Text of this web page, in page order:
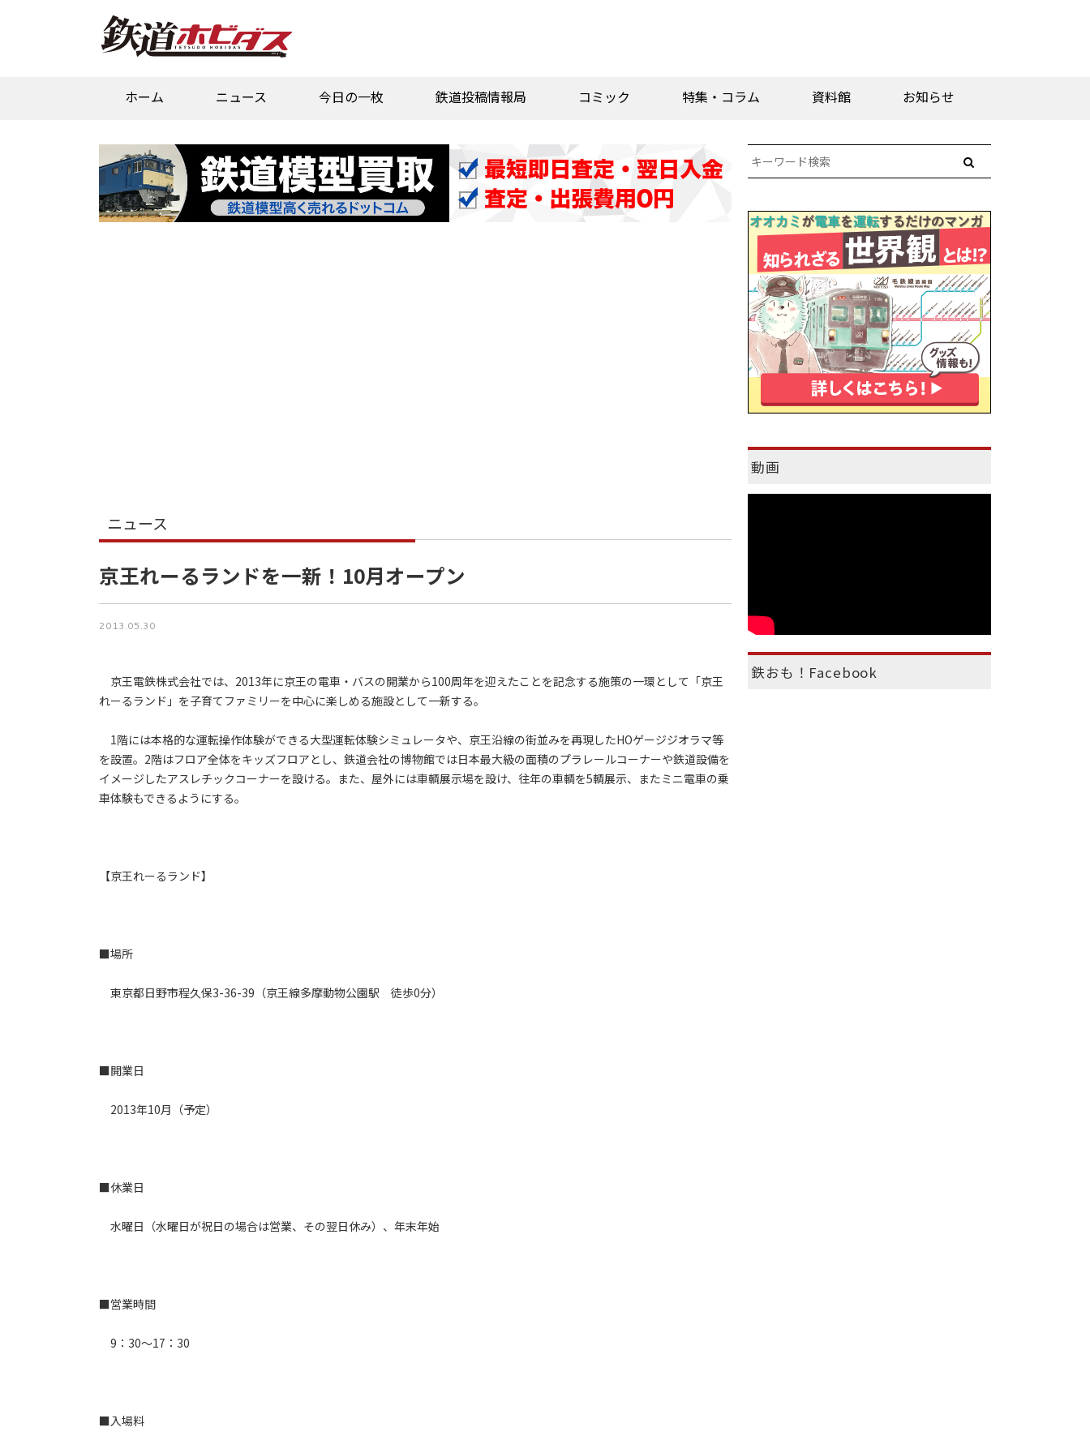
ホーム ニュース 今日の一枚 鉄道投稿情報局 コミック 特集・コラム 資料館 お知らせ
ニュース
京王れーるランドを一新！10月オープン
2013.05.30
京王電鉄株式会社では、2013年に京王の電車・バスの開業から100周年を迎えたことを記念する施策の一環として「京王
れーるランド」を子育てファミリーを中心に楽しめる施設として一新する。
1階には本格的な運転操作体験ができる大型運転体験シミュレータや、京王沿線の街並みを再現したHOゲージジオラマ等
を設置。2階はフロア全体をキッズフロアとし、鉄道会社の博物館では日本最大級の面積のプラレールコーナーや鉄道設備を
イメージしたアスレチックコーナーを設ける。また、屋外には車輌展示場を設け、往年の車輌を5輌展示、またミニ電車の乗
車体験もできるようにする。
【京王れーるランド】
■場所
東京都日野市程久保3-36-39（京王線多摩動物公園駅 徒歩0分）
■開業日
2013年10月（予定）
■休業日
水曜日（水曜日が祝日の場合は営業、その翌日休み）、年末年始
■営業時間
9：30～17：30
■入場料
動画
鉄おも！Facebook